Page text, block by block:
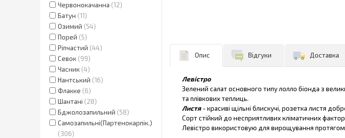
Червонокачанна 12
Батун 11
Озимий
54
Порей
5
Ріпчастий 44
Севок 99
Часник 4
Нантський 16
Флакке
6
Шантані
28
Бджолозапильний
58
Самозапильні(Партенокарпік.)
306
Опис Відгуки Доставка
Левістро
Зелений салат основного типу лолло біонда з
та плівкових теплиць.
Листя - красиві щільні блискучі, розетка листя
Сорт стійкий до несприятливих кліматичних
Левістро використовую для вирощування